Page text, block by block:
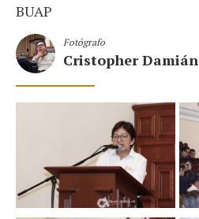
BUAP
Fotógrafo
Cristopher Damián